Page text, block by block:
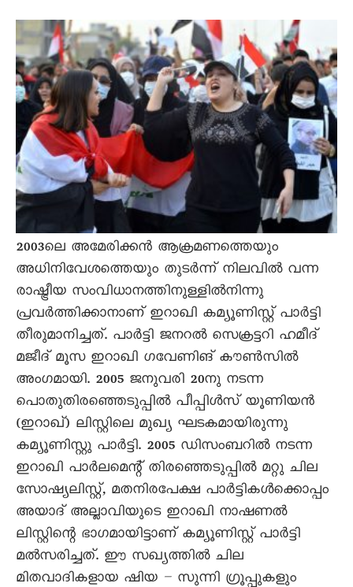
2003ലെ അമേരിക്കൻ ആക്രമണത്തെയും
അധിനിവേശത്തെയും തുടർന്ന് നിലവിൽ വന്ന
രാഷ്ട്രീയ സംവിധാനത്തിനുള്ളിൽനിന്നു
പ്രവർത്തിക്കാനാണ് ഇറാഖി കമ്യൂണിസ്റ്റ് പാർട്ടി
തീരുമാനിച്ചത്. പാർട്ടി ജനറൽ സെക്രട്ടറി ഹമീദ്
മജീദ് മൂസ ഇറാഖി ഗവേണിങ് കൗൺസിൽ
അംഗമായി. 2005 ജനുവരി 20നു നടന്ന
പൊതുതിരഞ്ഞെടുപ്പിൽ പീപ്പിൾസ് യൂണിയൻ
(ഇറാഖ്) ലിസ്റ്റിലെ മുഖ്യ ഘടകമായിരുന്നു
കമ്യൂണിസ്റ്റു പാർട്ടി. 2005 ഡിസംബറിൽ നടന്ന
ഇറാഖി പാർലമെന്റ് തിരഞ്ഞെടുപ്പിൽ മറ്റു ചില
സോഷ്യലിസ്റ്റ്, മതനിരപേക്ഷ പാർട്ടികൾക്കൊപ്പം
അയാദ് അല്ലാവിയുടെ ഇറാഖി നാഷണൽ
ലിസ്റ്റിന്റെ ഭാഗമായിട്ടാണ് കമ്യൂണിസ്റ്റ് പാർട്ടി
മൽസരിച്ചത്. ഈ സഖ്യത്തിൽ ചില
മിതവാദികളായ ഷിയ – സുന്നി ഗ്രൂപ്പുകളും